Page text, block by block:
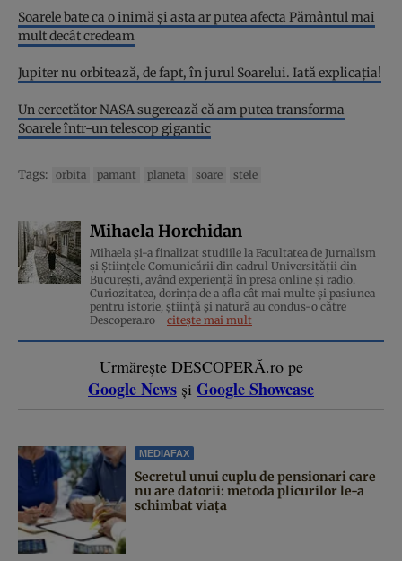
Soarele bate ca o inimă și asta ar putea afecta Pământul mai
mult decât credeam
Jupiter nu orbitează, de fapt, în jurul Soarelui. Iată explicația!
Un cercetător NASA sugerează că am putea transforma
Soarele într-un telescop gigantic
Tags: orbita pamant planeta soare stele
Mihaela Horchidan
Mihaela și-a finalizat studiile la Facultatea de Jurnalism
și Științele Comunicării din cadrul Universității din
București, având experiență în presa online și radio.
Curiozitatea, dorința de a afla cât mai multe și pasiunea
pentru istorie, ştiinţă şi natură au condus-o către
Descopera.ro
citește mai mult
Urmărește DESCOPERĂ.ro pe
Google News și Google Showcase
MEDIAFAX
Secretul unui cuplu de pensionari care
nu are datorii: metoda plicurilor le-a
schimbat viața